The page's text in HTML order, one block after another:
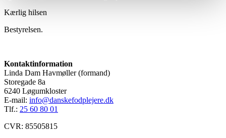
Kærlig hilsen
Bestyrelsen.
Kontaktinformation
Linda Dam Havmøller (formand)
Storegade 8a
6240 Løgumkloster
E-mail: info@danskefodplejere.dk
Tlf.: 25 60 80 01
CVR: 85505815